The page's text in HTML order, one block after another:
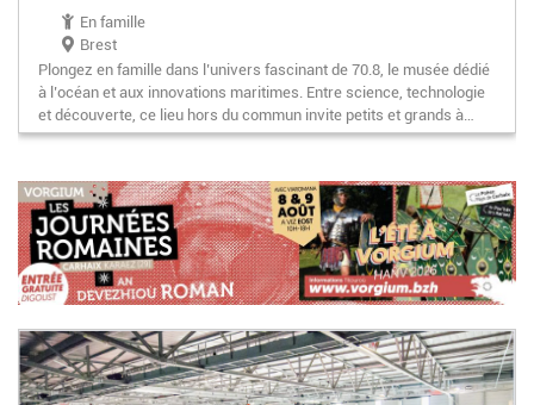
En famille
Brest
Plongez en famille dans l’univers fascinant de 70.8, le musée dédié
à l’océan et aux innovations maritimes. Entre science, technologie
et découverte, ce lieu hors du commun invite petits et grands à…